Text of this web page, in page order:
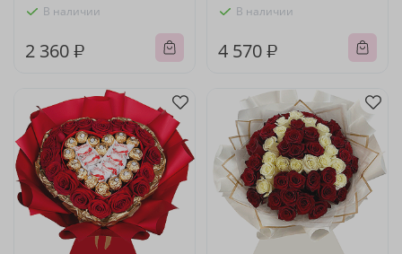
В наличии
2 360 ₽
В наличии
4 570 ₽